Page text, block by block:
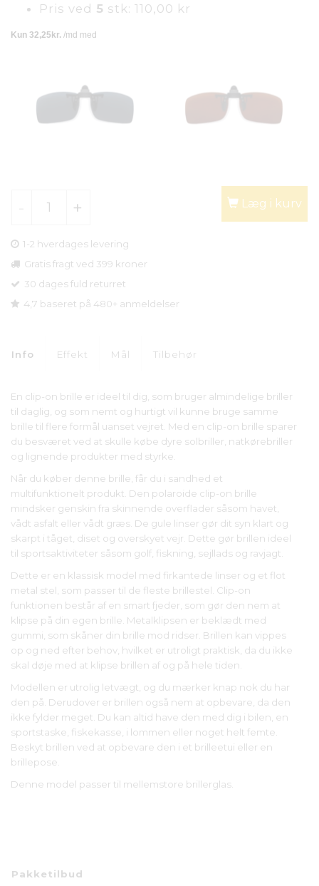
Pris ved 5 stk: 110,00 kr
Læg i kurv
1-2 hverdages levering
Gratis fragt ved 399 kroner
30 dages fuld returret
4,7 baseret på 480+ anmeldelser
Info Effekt Mål Tilbehør
En clip-on brille er ideel til dig, som bruger almindelige briller
til daglig, og som nemt og hurtigt vil kunne bruge samme
brille til flere formål uanset vejret. Med en clip-on brille sparer
du besværet ved at skulle købe dyre solbriller, natkørebriller
og lignende produkter med styrke.
Når du køber denne brille, får du i sandhed et
multifunktionelt produkt. Den polaroide clip-on brille
mindsker genskin fra skinnende overflader såsom havet,
vådt asfalt eller vådt græs. De gule linser gør dit syn klart og
skarpt i tåget, diset og overskyet vejr. Dette gør brillen ideel
til sportsaktiviteter såsom golf, fiskning, sejllads og ravjagt.
Dette er en klassisk model med firkantede linser og et flot
metal stel, som passer til de fleste brillestel. Clip-on
funktionen består af en smart fjeder, som gør den nem at
klipse på din egen brille. Metalklipsen er beklædt med
gummi, som skåner din brille mod ridser. Brillen kan vippes
op og ned efter behov, hvilket er utroligt praktisk, da du ikke
skal døje med at klipse brillen af og på hele tiden.
Modellen er utrolig letvægt, og du mærker knap nok du har
den på. Derudover er brillen også nem at opbevare, da den
ikke fylder meget. Du kan altid have den med dig i bilen, en
sportstaske, fiskekasse, i lommen eller noget helt femte.
Beskyt brillen ved at opbevare den i et brilleetui eller en
brillepose.
Denne model passer til mellemstore brillerglas.
Pakketilbud